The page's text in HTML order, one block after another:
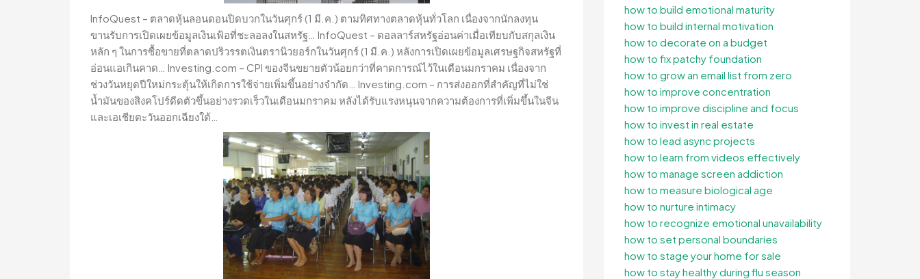
InfoQuest – ตลาดหุ้นลอนดอนปิดบวกในวันศุกร์ (1 มี.ค.) ตามทิศทางตลาดหุ้นทั่วโลก เนื่องจากนักลงทุน
ขานรับการเปิดเผยข้อมูลเงินเฟ้อที่ชะลอลงในสหรัฐ… InfoQuest – ดอลลาร์สหรัฐอ่อนค่าเมื่อเทียบกับสกุลเงิน
หลัก ๆ ในการซื้อขายที่ตลาดปริวรรตเงินตรานิวยอร์กในวันศุกร์ (1 มี.ค.) หลังการเปิดเผยข้อมูลเศรษฐกิจสหรัฐที่
อ่อนแอเกินคาด… Investing.com – CPI ของจีนขยายตัวน้อยกว่าที่คาดการณ์ไว้ในเดือนมกราคม เนื่องจาก
ช่วงวันหยุดปีใหม่กระตุ้นให้เกิดการใช้จ่ายเพิ่มขึ้นอย่างจำกัด… Investing.com – การส่งออกที่สำคัญที่ไม่ใช่
น้ำมันของสิงคโปร์ดีดตัวขึ้นอย่างรวดเร็วในเดือนมกราคม หลังได้รับแรงหนุนจากความต้องการที่เพิ่มขึ้นในจีน
และเอเชียตะวันออกเฉียงใต้…
how to build emotional maturity
how to build internal motivation
how to decorate on a budget
how to fix patchy foundation
how to grow an email list from zero
how to improve concentration
how to improve discipline and focus
how to invest in real estate
how to lead async projects
how to learn from videos effectively
how to manage screen addiction
how to measure biological age
how to nurture intimacy
how to recognize emotional unavailability
how to set personal boundaries
how to stage your home for sale
how to stay healthy during flu season